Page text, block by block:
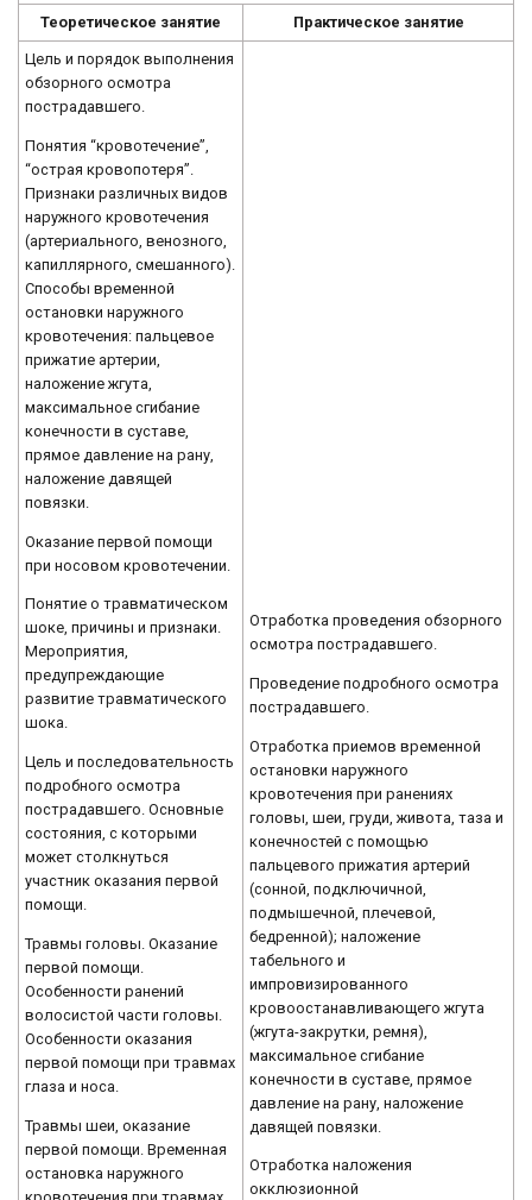
Теоретическое занятие Практическое занятие
Цель и порядок выполнения
обзорного осмотра
пострадавшего.
Понятия “кровотечение”,
“острая кровопотеря”.
Признаки различных видов
наружного кровотечения
(артериального, венозного,
капиллярного, смешанного).
Способы временной
остановки наружного
кровотечения: пальцевое
прижатие артерии,
наложение жгута,
максимальное сгибание
конечности в суставе,
прямое давление на рану,
наложение давящей
повязки.
Оказание первой помощи
при носовом кровотечении.
Понятие о травматическом
шоке, причины и признаки.
Мероприятия,
предупреждающие
развитие травматического
шока.
Цель и последовательность
подробного осмотра
пострадавшего. Основные
состояния, с которыми
может столкнуться
участник оказания первой
помощи.
Травмы головы. Оказание
первой помощи.
Особенности ранений
волосистой части головы.
Особенности оказания
первой помощи при травмах
глаза и носа.
Травмы шеи, оказание
первой помощи. Временная
остановка наружного
Отработка проведения обзорного
осмотра пострадавшего.
Проведение подробного осмотра
пострадавшего.
Отработка приемов временной
остановки наружного
кровотечения при ранениях
головы, шеи, груди, живота, таза и
конечностей с помощью
пальцевого прижатия артерий
(сонной, подключичной,
подмышечной, плечевой,
бедренной); наложение
табельного и
импровизированного
кровоостанавливающего жгута
(жгута-закрутки, ремня),
максимальное сгибание
конечности в суставе, прямое
давление на рану, наложение
давящей повязки.
Отработка наложения
окклюзионной